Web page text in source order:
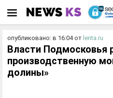
опубликовано: в 16:04от lenta.ru
Власти Подмосковья
производственную
долины»